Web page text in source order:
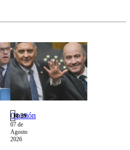
Opinión
18:39
07 de
Agosto
2026